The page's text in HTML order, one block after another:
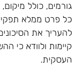
כולל מיקום,
פרט ממלא
את הסיכונים
ולוודא כי